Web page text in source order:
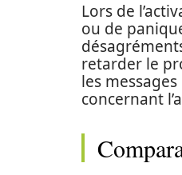
Lors de
ou de
retarder le
les
concernant